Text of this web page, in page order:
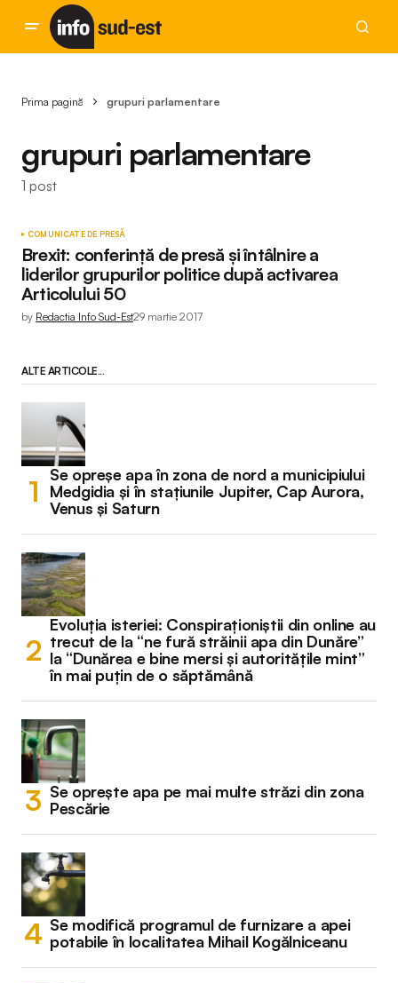
Prima pagină grupuri parlamentare
grupuri parlamentare
1 post
COMUNICATE DE PRESĂ
Brexit: conferinţă de presă şi întâlnire a
liderilor grupurilor politice după activarea
Articolului 50
by Redactia Info Sud-Est29 martie 2017
ALTE ARTICOLE...
Se opreșe apa în zona de nord a municipiului
Medgidia și în stațiunile Jupiter, Cap Aurora,
Venus și Saturn
Evoluția isteriei: Conspiraționiștii din online au
trecut de la “ne fură străinii apa din Dunăre”
la “Dunărea e bine mersi și autoritățile mint”
în mai puțin de o săptămână
Se oprește apa pe mai multe străzi din zona
Pescărie
Se modifică programul de furnizare a apei
potabile în localitatea Mihail Kogălniceanu